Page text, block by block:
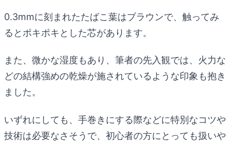
0.3mmに刻まれたたばこ葉はブラウンで、触ってみ
るとポキポキとした芯があります。
また、微かな湿度もあり、筆者の先入観では、火力な
どの結構強めの乾燥が施されているような印象も抱き
ました。
いずれにしても、手巻きにする際などに特別なコツや
技術は必要なさそうで、初心者の方にとっても扱いや